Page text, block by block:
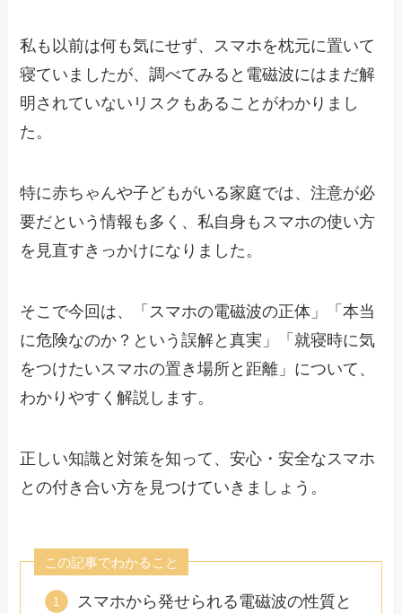
私も以前は何も気にせず、スマホを枕元に置いて
寝ていましたが、調べてみると電磁波にはまだ解
明されていないリスクもあることがわかりまし
た。
特に赤ちゃんや子どもがいる家庭では、注意が必
要だという情報も多く、私自身もスマホの使い方
を見直すきっかけになりました。
そこで今回は、「スマホの電磁波の正体」「本当
に危険なのか？という誤解と真実」「就寝時に気
をつけたいスマホの置き場所と距離」について、
わかりやすく解説します。
正しい知識と対策を知って、安心・安全なスマホ
との付き合い方を見つけていきましょう。
この記事でわかること
スマホから発せられる電磁波の性質と